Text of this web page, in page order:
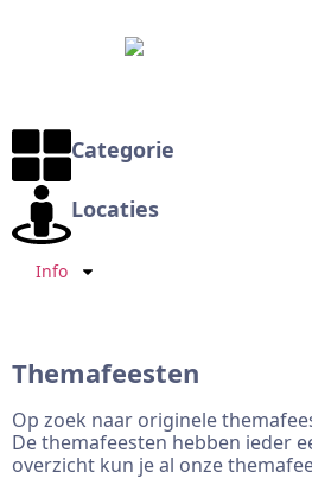
Categorie
Locaties
Info
Themafeesten
Op zoek naar originele
De themafeesten hebben ieder
overzicht kun je al onze